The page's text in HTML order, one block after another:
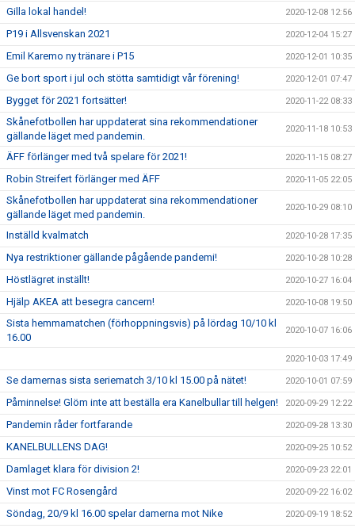
Gilla lokal handel! 2020-12-08 12:56
P19 i Allsvenskan 2021 2020-12-04 15:27
Emil Karemo ny tränare i P15 2020-12-01 10:35
Ge bort sport i jul och stötta samtidigt vår förening! 2020-12-01 07:47
Bygget för 2021 fortsätter! 2020-11-22 08:33
Skånefotbollen har uppdaterat sina rekommendationer
gällande läget med pandemin.
2020-11-18 10:53
ÄFF förlänger med två spelare för 2021! 2020-11-15 08:27
Robin Streifert förlänger med ÄFF 2020-11-05 22:05
Skånefotbollen har uppdaterat sina rekommendationer
gällande läget med pandemin.
2020-10-29 08:10
Inställd kvalmatch 2020-10-28 17:35
Nya restriktioner gällande pågående pandemi! 2020-10-28 10:28
Höstlägret inställt! 2020-10-27 16:04
Hjälp AKEA att besegra cancern! 2020-10-08 19:50
Sista hemmamatchen (förhoppningsvis) på lördag 10/10 kl
16.00
2020-10-07 16:06
2020-10-03 17:49
Se damernas sista seriematch 3/10 kl 15.00 på nätet! 2020-10-01 07:59
Påminnelse! Glöm inte att beställa era Kanelbullar till helgen! 2020-09-29 12:22
Pandemin råder fortfarande 2020-09-28 13:30
KANELBULLENS DAG! 2020-09-25 10:52
Damlaget klara för division 2! 2020-09-23 22:01
Vinst mot FC Rosengård 2020-09-22 16:02
Söndag, 20/9 kl 16.00 spelar damerna mot Nike 2020-09-19 18:52